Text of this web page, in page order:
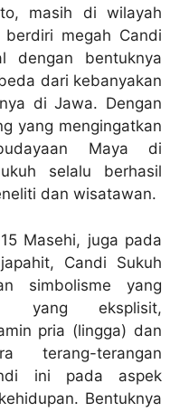
masih di wilayah
berdiri megah Candi
dengan bentuknya
dari kebanyakan
di Jawa. Dengan
yang mengingatkan
Maya di
selalu berhasil
dan wisatawan.
Masehi, juga pada
Candi Sukuh
simbolisme yang
yang eksplisit,
pria (lingga) dan
terang-terangan
ini pada aspek
Bentuknya